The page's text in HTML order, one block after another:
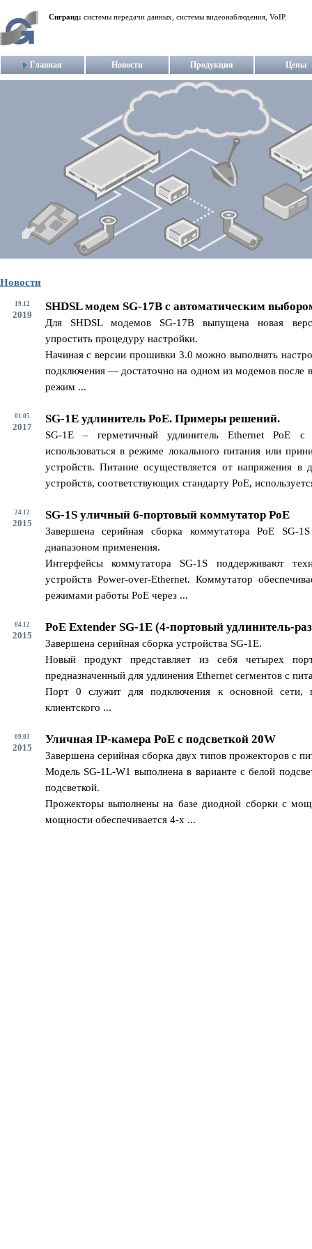
Сигранд: системы передачи данных, системы видеонаблюдения, VoIP.
Главная Новости Продукция Цены
Новости
19.12
2019
SHDSL модем SG-17B с автоматическим
Для SHDSL модемов SG-17B выпущена новая
упростить процедуру настройки.
Начиная с версии прошивки 3.0 можно выполнять
подключения — достаточно на одном из модемов после
режим ...
01.05
2017
SG-1E удлинитель PoE. Примеры решений.
SG-1E – герметичный удлинитель Ethernet PoE
использоваться в режиме локального питания или
устройств. Питание осуществляется от напряжения
устройств, соответствующих стандарту PoE,
24.12
2015
SG-1S уличный 6-портовый коммутатор PoE
Завершена серийная сборка коммутатора PoE SG-
диапазоном применения.
Интерфейсы коммутатора SG-1S поддерживают
устройств Power-over-Ethernet. Коммутатор
режимами работы PoE через ...
04.12
2015
PoE Extender SG-1E (4-портовый удлинитель-
Завершена серийная сборка устройства SG-1E.
Новый продукт представляет из себя четырех
предназначенный для удлинения Ethernet сегментов с
Порт 0 служит для подключения к основной сети,
клиентского ...
09.03
2015
Уличная IP-камера PoE с подсветкой 20W
Завершена серийная сборка двух типов прожекторов с
Модель SG-1L-W1 выполнена в варианте с белой
подсветкой.
Прожекторы выполнены на базе диодной сборки с
мощности обеспечивается 4-х ...